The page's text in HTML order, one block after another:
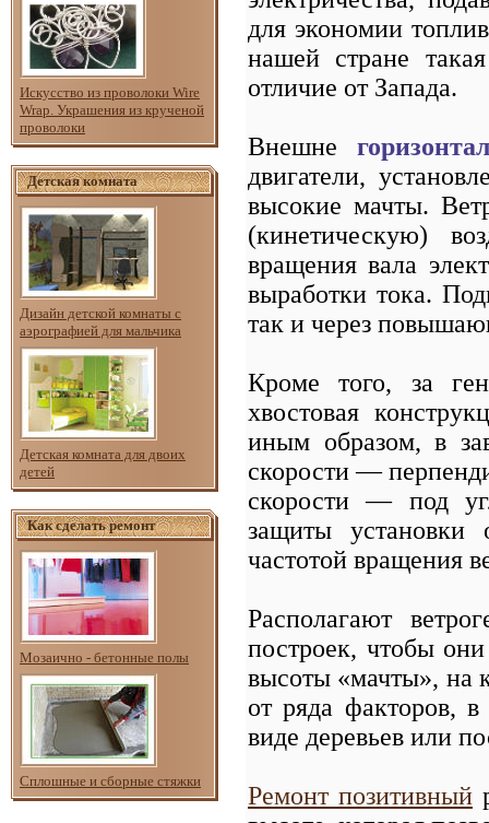
Искусство из проволоки Wire
Wrap. Украшения из крученой
проволоки
Детская комната
Дизайн детской комнаты с
аэрографией для мальчика
Детская комната для двоих
детей
Как сделать ремонт
Мозаично - бетонные полы
Сплошные и сборные стяжки
для экономии
нашей стране
отличие от Запада.
Внешне
двигатели,
высокие мачты.
(кинетическую)
вращения вала
выработки тока.
так и через
Кроме того, за
хвостовая
иным образом, в
скорости —
скорости — под
защиты установки
частотой вращения
Располагают
построек, чтобы
высоты «мачты», на
от ряда факторов,
виде деревьев или
Ремонт позитивный